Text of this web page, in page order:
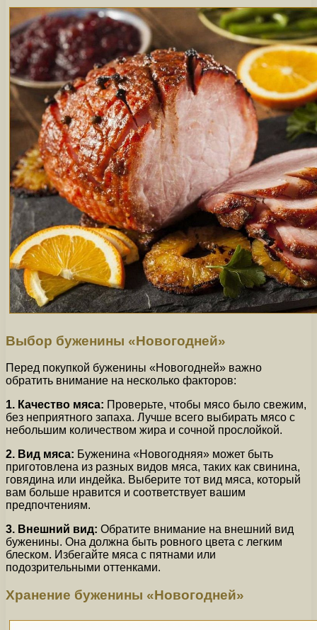
Выбор буженины «Новогодней»
Перед покупкой буженины «Новогодней» важно
обратить внимание на несколько факторов:
1. Качество мяса: Проверьте, чтобы мясо было свежим,
без неприятного запаха. Лучше всего выбирать мясо с
небольшим количеством жира и сочной прослойкой.
2. Вид мяса: Буженина «Новогодняя» может быть
приготовлена из разных видов мяса, таких как свинина,
говядина или индейка. Выберите тот вид мяса, который
вам больше нравится и соответствует вашим
предпочтениям.
3. Внешний вид: Обратите внимание на внешний вид
буженины. Она должна быть ровного цвета с легким
блеском. Избегайте мяса с пятнами или
подозрительными оттенками.
Хранение буженины «Новогодней»